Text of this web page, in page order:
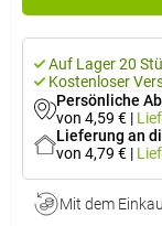
Auf Lager 20
Kostenloser
Persönliche
von 4,59 € |
Lieferung an
von 4,79 € |
Mit dem